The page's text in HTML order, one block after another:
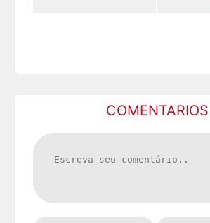
COMENTARIOS